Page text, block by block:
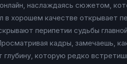
наслаждаясь сюжетом,
в хорошем качестве открывает
перипетии судьбы
кадры, замечаешь,
которую редко